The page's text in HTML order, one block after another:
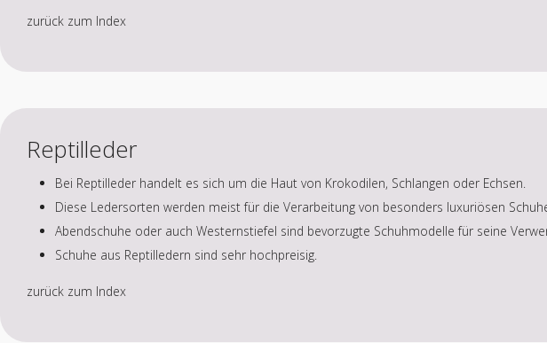
zurück zum Index
Reptilleder
Bei Reptilleder handelt es sich um die Haut von Krokodilen, Schlangen oder Echsen.
Diese Ledersorten werden meist für die Verarbeitung von besonders luxuriösen
Abendschuhe oder auch Westernstiefel sind bevorzugte Schuhmodelle für seine
Schuhe aus Reptilledern sind sehr hochpreisig.
zurück zum Index